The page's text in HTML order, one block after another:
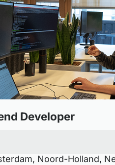
Developer
Noord-Holland,